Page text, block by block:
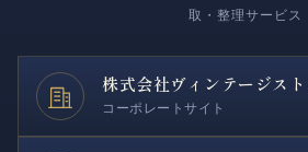
取・整理サービス
株式会社ヴィンテージス
コーポレートサイト